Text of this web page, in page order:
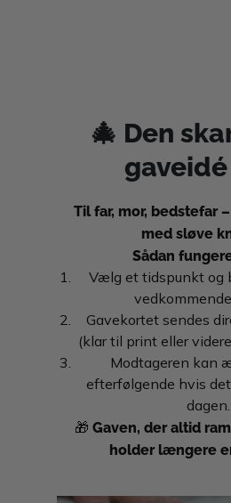
🎄 Den
Til far, mor, bedstefar
med sløve
Sådan
Vælg et tidspunkt og
Gavekortet sendes
(klar til print eller
Modtageren kan
efterfølgende hvis
dagen.
🎁 Gaven, der altid
holder længere